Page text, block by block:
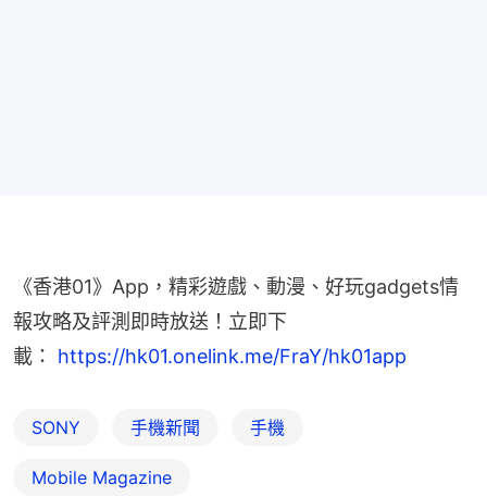
《香港01》App，精彩遊戲、動漫、好玩gadgets情
報攻略及評測即時放送！立即下
載： https://hk01.onelink.me/FraY/hk01app
SONY 手機新聞 手機
Mobile Magazine